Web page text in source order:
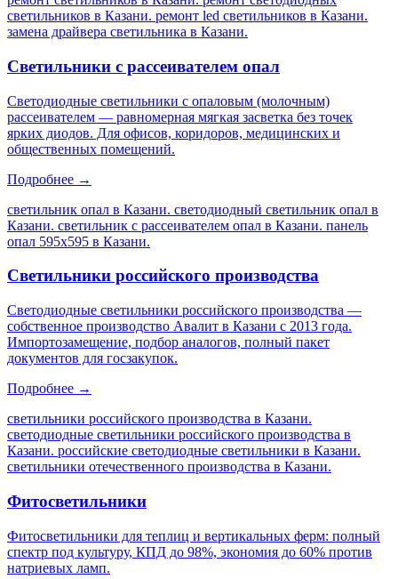
светильников в Казани. ремонт led светильников в Казани.
замена драйвера светильника в Казани.
Светильники с рассеивателем опал
Светодиодные светильники с опаловым (молочным)
рассеивателем — равномерная мягкая засветка без точек
ярких диодов. Для офисов, коридоров, медицинских и
общественных помещений.
Подробнее →
светильник опал в Казани. светодиодный светильник опал в
Казани. светильник с рассеивателем опал в Казани. панель
опал 595х595 в Казани.
Светильники российского производства
Светодиодные светильники российского производства —
собственное производство Авалит в Казани с 2013 года.
Импортозамещение, подбор аналогов, полный пакет
документов для госзакупок.
Подробнее →
светильники российского производства в Казани.
светодиодные светильники российского производства в
Казани. российские светодиодные светильники в Казани.
светильники отечественного производства в Казани.
Фитосветильники
Фитосветильники для теплиц и вертикальных ферм: полный
спектр под культуру, КПД до 98%, экономия до 60% против
натриевых ламп.